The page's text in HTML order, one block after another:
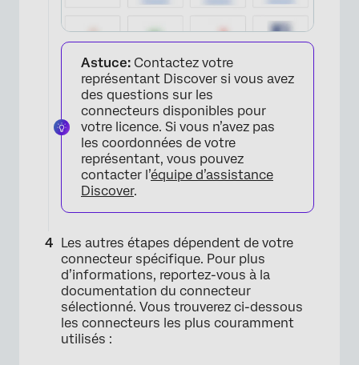
Astuce: Contactez votre
représentant Discover si vous avez
des questions sur les
connecteurs disponibles pour
votre licence. Si vous n’avez pas
les coordonnées de votre
représentant, vous pouvez
contacter l’équipe d’assistance
Discover.
Les autres étapes dépendent de votre
connecteur spécifique. Pour plus
d’informations, reportez-vous à la
documentation du connecteur
sélectionné. Vous trouverez ci-dessous
les connecteurs les plus couramment
utilisés :